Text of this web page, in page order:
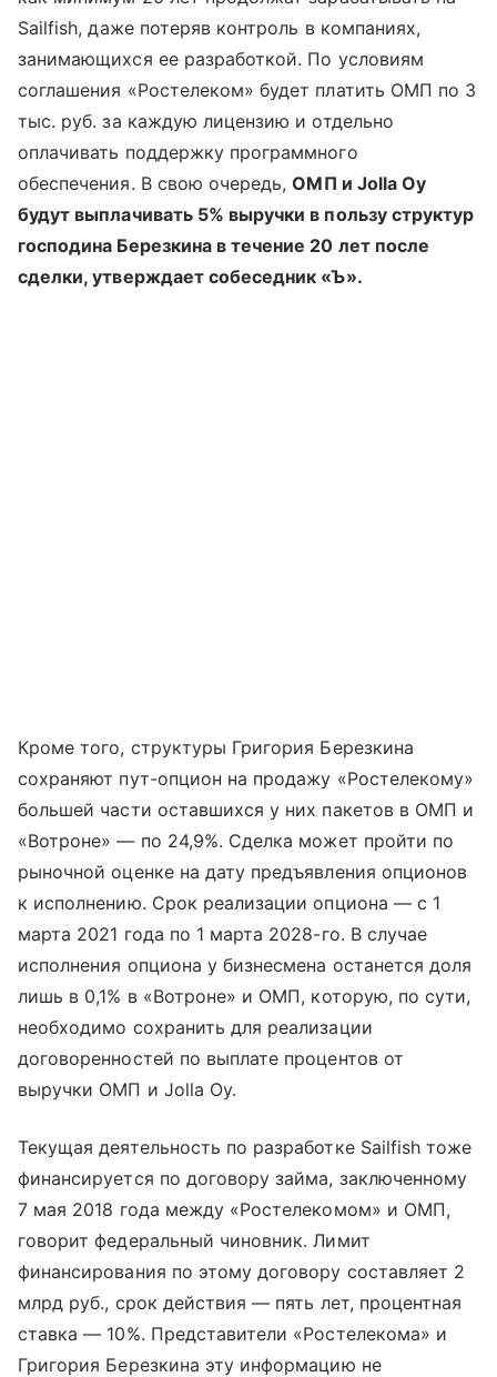
Sailfish, даже потеряв контроль в компаниях,
занимающихся ее разработкой. По условиям
соглашения «Ростелеком» будет платить ОМП по 3
тыс. руб. за каждую лицензию и отдельно
оплачивать поддержку программного
обеспечения. В свою очередь,ОМП и Jolla Oy
будут выплачивать 5% выручки в пользу структур
господина Березкина в течение 20 лет после
сделки, утверждает собеседник «Ъ».
Кроме того, структуры Григория Березкина
сохраняют пут-опцион на продажу «Ростелекому»
большей части оставшихся у них пакетов в ОМП и
«Вотроне» — по 24,9%. Сделка может пройти по
рыночной оценке на дату предъявления опционов
к исполнению. Срок реализации опциона — с 1
марта 2021 года по 1 марта 2028-го. В случае
исполнения опциона у бизнесмена останется доля
лишь в 0,1% в «Вотроне» и ОМП, которую, по сути,
необходимо сохранить для реализации
договоренностей по выплате процентов от
выручки ОМП и Jolla Oy.
Текущая деятельность по разработке Sailfish тоже
финансируется по договору займа, заключенному
7 мая 2018 года между «Ростелекомом» и ОМП,
говорит федеральный чиновник. Лимит
финансирования по этому договору составляет 2
млрд руб., срок действия — пять лет, процентная
ставка — 10%. Представители «Ростелекома» и
Григория Березкина эту информацию не